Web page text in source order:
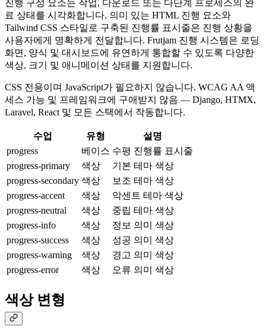
진행 구성 요소는 작업, 다운로드 또는 다단계 프로세스의 완
료 상태를 시각화합니다. 의미 있는 HTML 진행 요소와
Tailwind CSS 스타일로 구축된 진행률 표시줄은 진행 상황을
사용자에게 명확하게 전달합니다. Frutjam 진행 시스템은 로딩
화면, 양식 및 대시보드에 유연하게 통합할 수 있도록 다양한
색상, 크기 및 애니메이션 상태를 지원합니다.
CSS 전용이며 JavaScript가 필요하지 않습니다. WCAG AA 액
세스 가능 및 프레임워크에 구애받지 않음 — Django, HTMX,
Laravel, React 및 모든 스택에서 작동합니다.
수업 유형
설명
progress
베이스 수평 진행률 표시줄
progress-primary
색상
기본 테마 색상
progress-secondary 색상
보조 테마 색상
progress-accent
색상
악센트 테마 색상
progress-neutral
색상
중립 테마 색상
progress-info
색상
정보 의미 색상
progress-success
색상
성공 의미 색상
progress-warning
색상
경고 의미 색상
progress-error
색상 오류 의미 색상
색상 변형